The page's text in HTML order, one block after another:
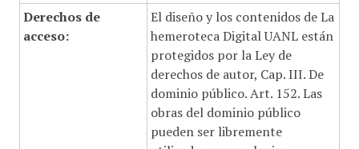
Derechos de
acceso:
El diseño y los contenidos de La
hemeroteca Digital UANL están
protegidos por la Ley de
derechos de autor, Cap. III. De
dominio público. Art. 152. Las
obras del dominio público
pueden ser libremente